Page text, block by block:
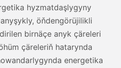
hyzmatdaşlygyny
öňdengörüjilikli
birnäçe anyk çäreleri
çäreleriň hatarynda
energetika